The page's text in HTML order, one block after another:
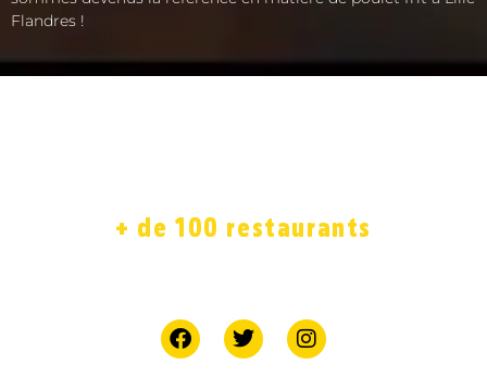
Flandres !
+ de 100 restaurants